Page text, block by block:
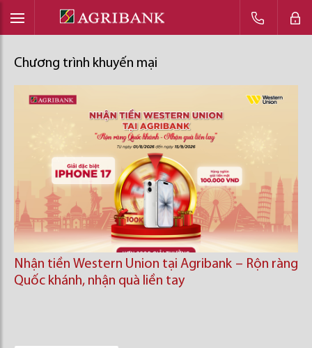
Chương trình khuyến mại
Nhận tiền Western Union tại Agribank – Rộn ràng
Quốc khánh, nhận quà liền tay